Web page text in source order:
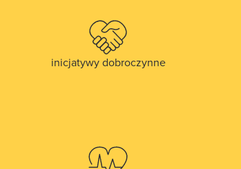
inicjatywy dobroczynne